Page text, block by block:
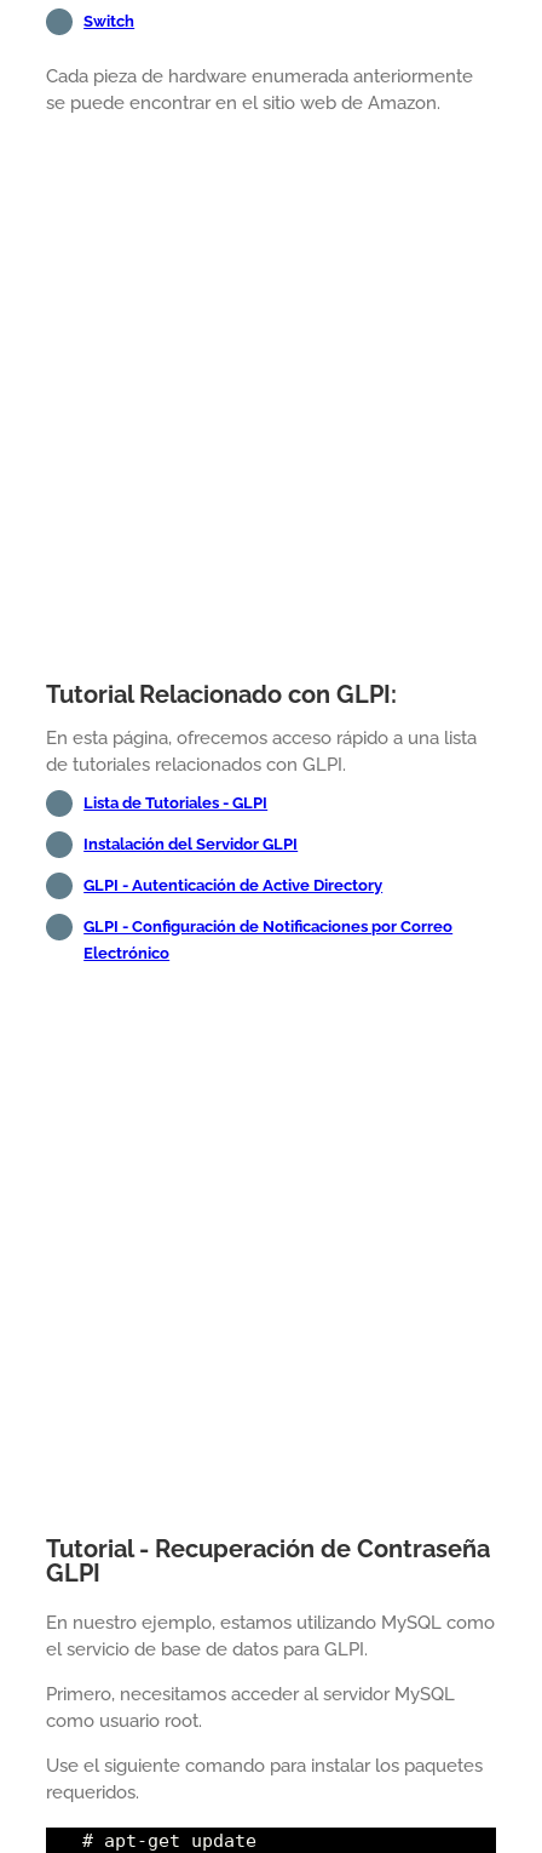
Switch
Cada pieza de hardware enumerada anteriormente
se puede encontrar en el sitio web de Amazon.
Tutorial Relacionado con GLPI:
En esta página, ofrecemos acceso rápido a una lista
de tutoriales relacionados con GLPI.
Lista de Tutoriales - GLPI
Instalación del Servidor GLPI
GLPI - Autenticación de Active Directory
GLPI - Configuración de Notificaciones por Correo
Electrónico
Tutorial - Recuperación de Contraseña
GLPI
En nuestro ejemplo, estamos utilizando MySQL como
el servicio de base de datos para GLPI.
Primero, necesitamos acceder al servidor MySQL
como usuario root.
Use el siguiente comando para instalar los paquetes
requeridos.
# apt-get update